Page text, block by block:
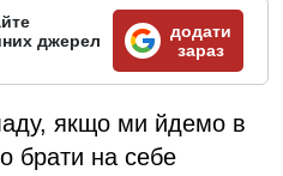
джерел
додати
зараз
якщо ми йдемо в
брати на себе